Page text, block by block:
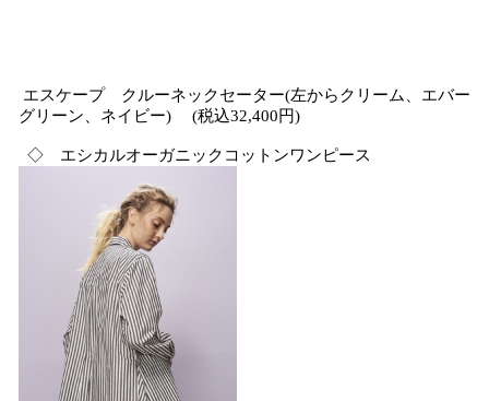
エスケープ クルーネックセーター(左からクリーム、エバー
グリーン、ネイビー) (税込32,400円)
◇ エシカルオーガニックコットンワンピース